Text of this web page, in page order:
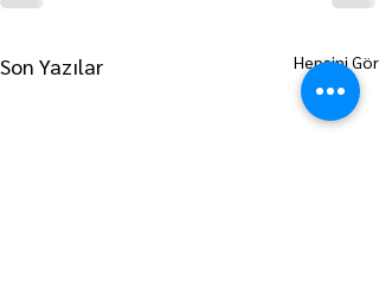
Son Yazılar Hepsini Gör